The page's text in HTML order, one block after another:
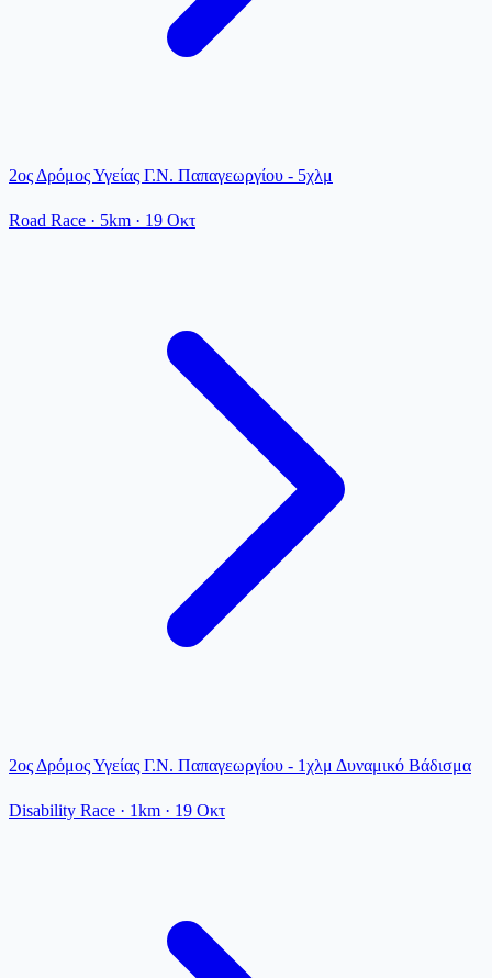
2ος Δρόμος Υγείας Γ.Ν. Παπαγεωργίου - 5χλμ
Road Race · 5km · 19 Οκτ
2ος Δρόμος Υγείας Γ.Ν. Παπαγεωργίου - 1χλμ Δυναμικό Βάδισμα
Disability Race · 1km · 19 Οκτ